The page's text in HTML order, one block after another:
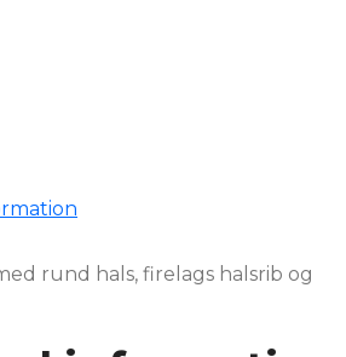
rund hals, firelags halsrib og